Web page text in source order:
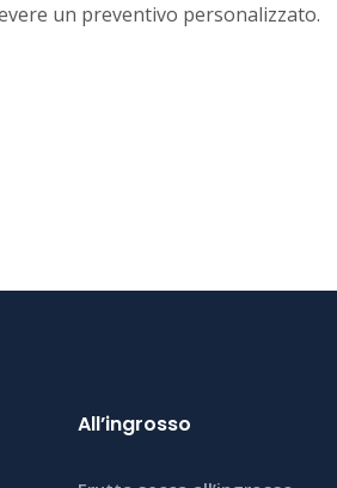
un preventivo personalizzato.
All’ingrosso